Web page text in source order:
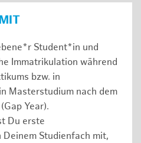
Student*in und
Immatrikulation während
bzw. in
Masterstudium nach dem
Year).
Du erste
Deinem Studienfach mit,